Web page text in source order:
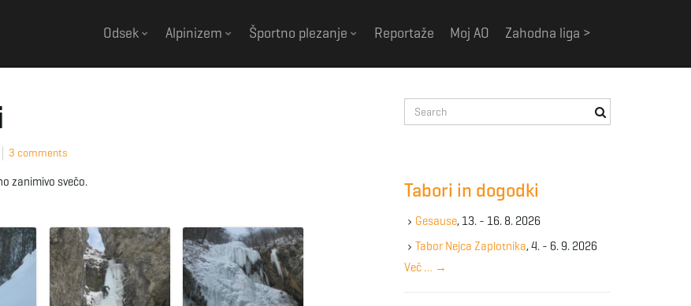
Odsek Alpinizem Športno plezanje Reportaže Moj AO Zahodna liga >
3 comments
zanimivo svečo.
e
e
y
w
r
Tabori in dogodki
Gesause, 13. - 16. 8. 2026
Tabor Nejca Zaplotnika, 4. - 6. 9. 2026
Več … →